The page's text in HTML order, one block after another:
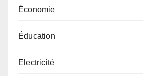
Économie
Éducation
Electricité